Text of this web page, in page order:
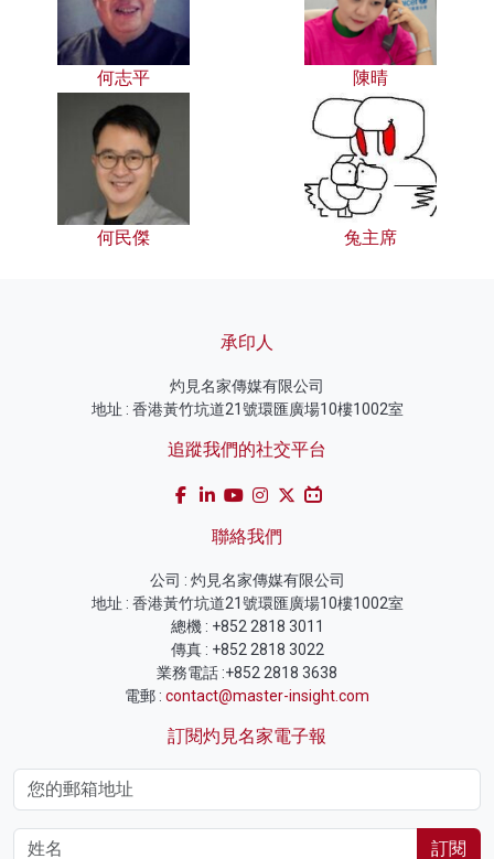
何志平 陳晴
何民傑 兔主席
承印人
灼見名家傳媒有限公司
地址 : 香港黃竹坑道21號環匯廣場10樓1002室
追蹤我們的社交平台
聯絡我們
公司 : 灼見名家傳媒有限公司
地址 : 香港黃竹坑道21號環匯廣場10樓1002室
總機 : +852 2818 3011
傳真 : +852 2818 3022
業務電話 :+852 2818 3638
電郵 : contact@master-insight.com
訂閱灼見名家電子報
訂閱